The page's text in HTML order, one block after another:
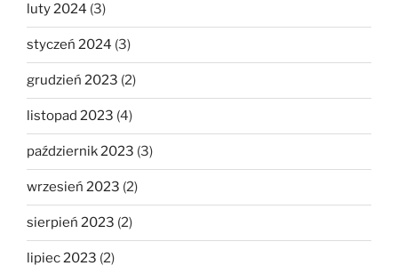
luty 2024 (3)
styczeń 2024 (3)
grudzień 2023 (2)
listopad 2023 (4)
październik 2023 (3)
wrzesień 2023 (2)
sierpień 2023 (2)
lipiec 2023 (2)